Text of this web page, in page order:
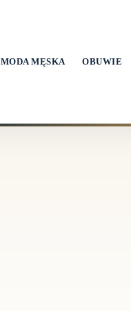
MODA MĘSKA OBUWIE